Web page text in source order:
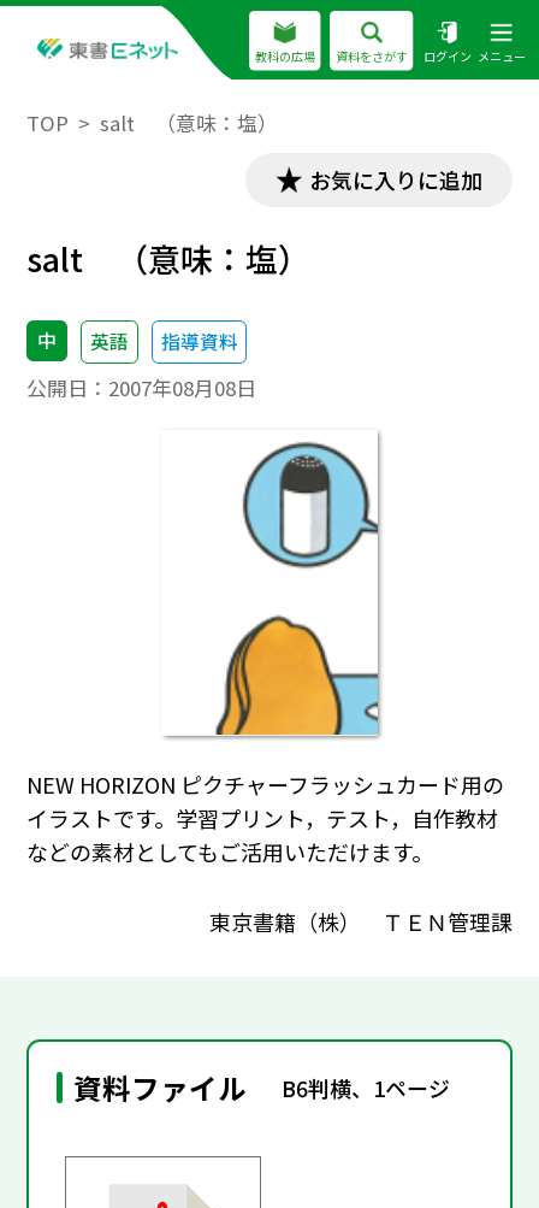
教科の広場 資料をさがす ログイン メニュー
TOP salt （意味：塩）
お気に入りに追加
salt （意味：塩）
中 英語 指導資料
公開日： 2007年08月08日
NEW HORIZON ピクチャーフラッシュカード用の
イラストです。学習プリント，テスト，自作教材
などの素材としてもご活用いただけます。
東京書籍（株） ＴＥＮ管理課
資料ファイル B6判横、1ページ